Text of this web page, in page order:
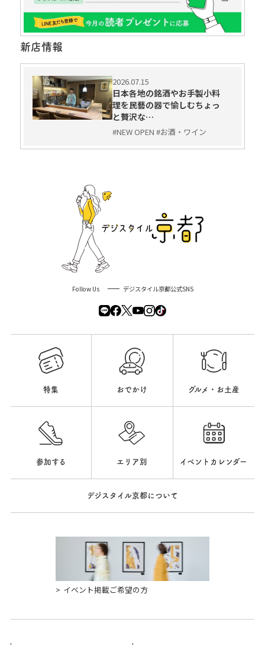
詳しくは「個人情報の取り扱いについて（
https://www.taka
ra-sc.co.jp/privacypolicy/privacypolicy03/）」をご覧くだ
さい。
＜個人情報の第三者提供＞
提供された個人情報はあらかじめ同意をいただいている場
合を除き、第三者への提供はいたしません。但し、次の場
合はその限りではありません。
国もしくは地方公共団体等の機関から適法に要求された
場合、及び法令に基づく場合。
人の生命、身体又は財産の保護のために必要がある場
上記に記載した個人情報の利用目的を達成するために、業
務の一部を委託する場合があります。
この場合、個人情報を適切に取り扱っている委託先を選定
し、個人情報の適正管理や機密の保持に関して契約等を締
結し適切な管理を実施します。
＜本人が容易に認識できない方法による個人情報の取得＞
弊社は、会員の個人情報を、厳重な管理体制のもとで管
理、保管し、上記に定める場合以外で、個人情報が第三者
ティの強化に努めます。
ージには、セキュリティのためにSSL（Secure Sockets
Layer）暗号技術を使用しています。SSLにより、個人情報
がインターネットで送信される前にデータの暗号化を施す
などしてセキュリティの強化に努めます。
クッキー（Cookie）とは、本ウェブサイトがユーザーを識
ェブサイトでは、ログイン状態の保持等、当サイトにおい
て一層便利にご利用いただくことを目的として｢クッキー」
利用されるブラウザの設定により、クッキー機能を無効に
弊社では、ご本人からの求めにより自己に関する個人情報
の利用目的の通知、開示、訂正・追加又は削除及び利用・
提供の停止に応諾しております。その際はご本人様を確認
し、合理的な期間内に対応いたします。
個人情報の提供はご本人の任意で行うことができますが、
新店情報
2026.07.15
日本各地の銘酒やお手製小料
理を民藝の器で愉しむちょっ
と贅沢な…
#NEW OPEN #お酒・ワイン
Follow Us デジスタイル京都公式SNS
特集 おでかけ グルメ・お土産
参加する エリア別 イベントカレンダー
デジスタイル京都について
イベント掲載ご希望の方